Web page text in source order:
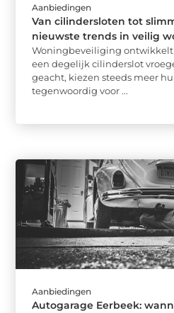
Aanbiedingen
Van cilindersloten tot
nieuwste trends in veilig
Woningbeveiliging ontwikkelt
een degelijk cilinderslot
geacht, kiezen steeds meer
tegenwoordig voor ...
Aanbiedingen
Autogarage Eerbeek: